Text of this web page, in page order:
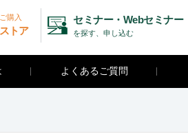
購入
トア
セミナー・Webセミナー
を探す、申し込む
よくあるご質問